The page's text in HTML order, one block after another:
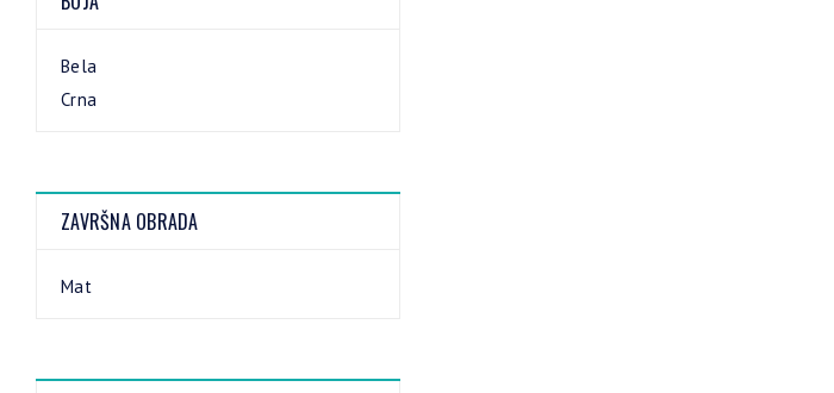
Bela
Crna
ZAVRŠNA OBRADA
Mat